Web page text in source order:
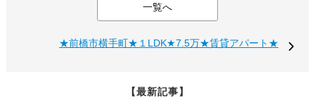
一覧へ
★前橋市横手町★１LDK★7.5万★賃貸アパート★
【最新記事】